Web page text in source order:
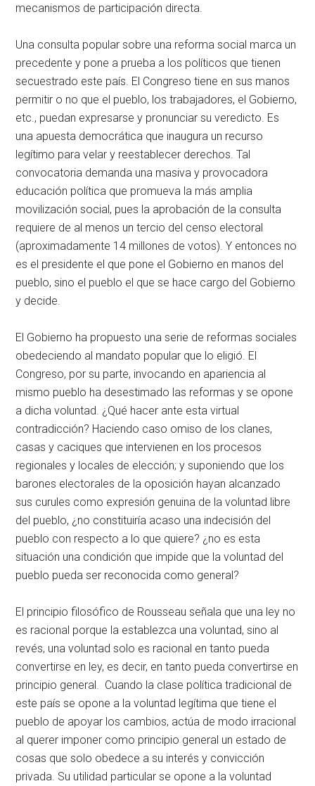
mecanismos de participación directa.
Una consulta popular sobre una reforma social marca un
precedente y pone a prueba a los políticos que tienen
secuestrado este país. El Congreso tiene en sus manos
permitir o no que el pueblo, los trabajadores, el Gobierno,
etc., puedan expresarse y pronunciar su veredicto. Es
una apuesta democrática que inaugura un recurso
legítimo para velar y reestablecer derechos. Tal
convocatoria demanda una masiva y provocadora
educación política que promueva la más amplia
movilización social, pues la aprobación de la consulta
requiere de al menos un tercio del censo electoral
(aproximadamente 14 millones de votos). Y entonces no
es el presidente el que pone el Gobierno en manos del
pueblo, sino el pueblo el que se hace cargo del Gobierno
y decide.
El Gobierno ha propuesto una serie de reformas sociales
obedeciendo al mandato popular que lo eligió. El
Congreso, por su parte, invocando en apariencia al
mismo pueblo ha desestimado las reformas y se opone
a dicha voluntad. ¿Qué hacer ante esta virtual
contradicción? Haciendo caso omiso de los clanes,
casas y caciques que intervienen en los procesos
regionales y locales de elección; y suponiendo que los
barones electorales de la oposición hayan alcanzado
sus curules como expresión genuina de la voluntad libre
del pueblo, ¿no constituiría acaso una indecisión del
pueblo con respecto a lo que quiere? ¿no es esta
situación una condición que impide que la voluntad del
pueblo pueda ser reconocida como general?
El principio filosófico de Rousseau señala que una ley no
es racional porque la establezca una voluntad, sino al
revés, una voluntad solo es racional en tanto pueda
convertirse en ley, es decir, en tanto pueda convertirse en
principio general. Cuando la clase política tradicional de
este país se opone a la voluntad legítima que tiene el
pueblo de apoyar los cambios, actúa de modo irracional
al querer imponer como principio general un estado de
cosas que solo obedece a su interés y convicción
privada. Su utilidad particular se opone a la voluntad